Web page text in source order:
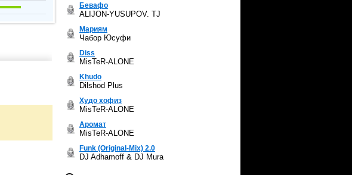
Бевафо
ALIJON-YUSUPOV. TJ
Мариям
Чабор Юсуфи
Diss
MisTeR-ALONE
Khudo
Dilshod Plus
Худо хофиз
MisTeR-ALONE
Аромат
MisTeR-ALONE
Funk (Original-Mix) 2.0
DJ Adhamoff & DJ Mura